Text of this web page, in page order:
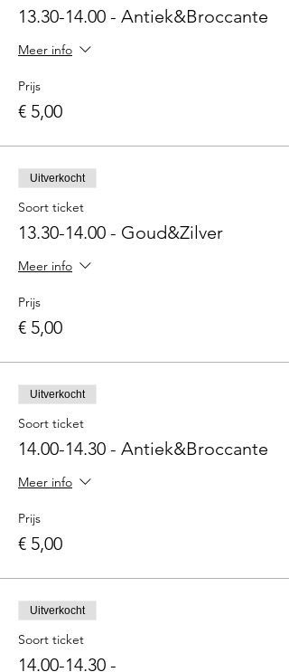
13.30-14.00 - Antiek&Broccante
Meer info
Prijs
€ 5,00
Uitverkocht
Soort ticket
13.30-14.00 - Goud&Zilver
Meer info
Prijs
€ 5,00
Uitverkocht
Soort ticket
14.00-14.30 - Antiek&Broccante
Meer info
Prijs
€ 5,00
Uitverkocht
Soort ticket
14.00-14.30 -